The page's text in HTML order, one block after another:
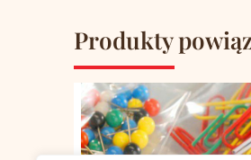
Produkty